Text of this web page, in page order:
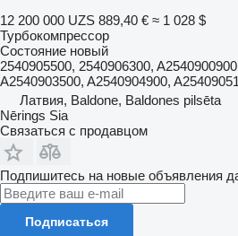
12 200 000 UZS 889,40 € ≈ 1 028 $
Турбокомпрессор
Состояние новый
2540905500, 2540906300,
A2540903500, A2540904900,
Латвия, Baldone, Baldones pilsēta
Nērings Sia
Связаться с продавцом
Подпишитесь на новые объявления
Подписаться